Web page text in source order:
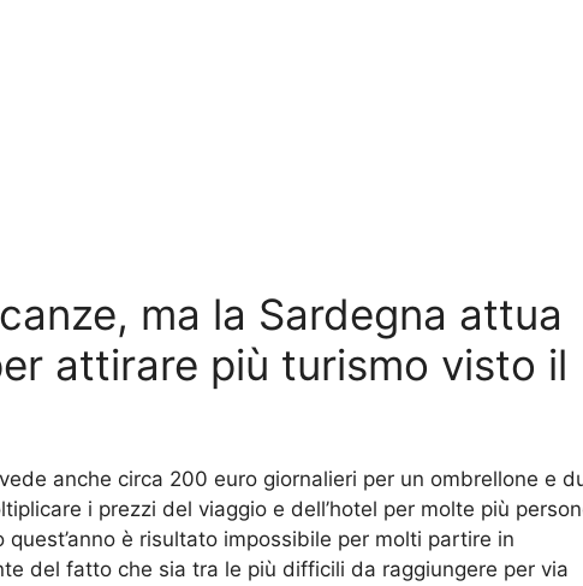
ma la Sardegna attua
attirare più turismo visto il
anche circa 200 euro giornalieri per un ombrellone e
i prezzi del viaggio e dell’hotel per molte più
è risultato impossibile per molti partire in
del fatto che sia tra le più difficili da raggiungere per via